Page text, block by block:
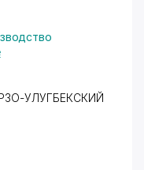
УЛУГБЕКСКИЙ